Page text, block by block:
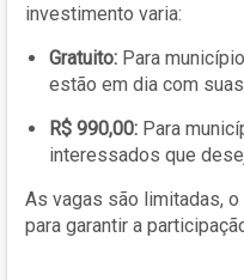
investimento varia:
Gratuito: Para
estão em dia com
R$ 990,00: Para
interessados que
As vagas são limitadas,
para garantir a